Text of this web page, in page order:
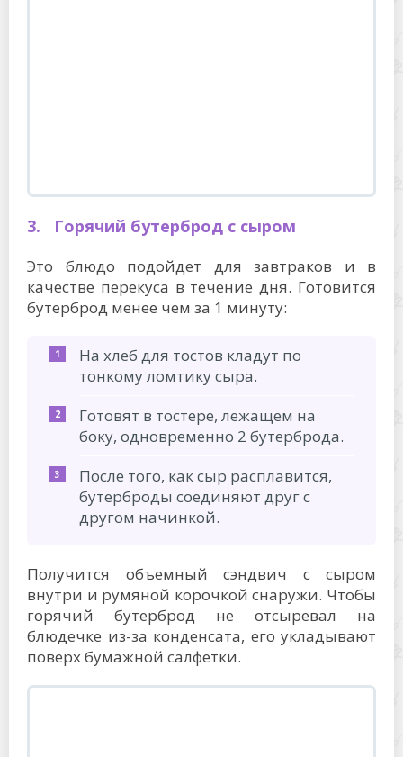
3. Горячий бутерброд с сыром
Это блюдо подойдет для завтраков и в
качестве перекуса в течение дня. Готовится
бутерброд менее чем за 1 минуту:
На хлеб для тостов кладут по
тонкому ломтику сыра.
Готовят в тостере, лежащем на
боку, одновременно 2 бутерброда.
После того, как сыр расплавится,
бутерброды соединяют друг с
другом начинкой.
Получится объемный сэндвич с сыром
внутри и румяной корочкой снаружи. Чтобы
горячий бутерброд не отсыревал на
блюдечке из-за конденсата, его укладывают
поверх бумажной салфетки.